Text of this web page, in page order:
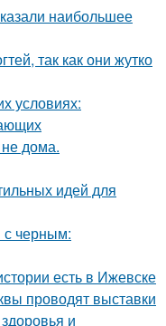
наибольшее
так как они жутко
условиях:
дома.
идей для
черным:
есть в Ижевске
проводят выставки
и